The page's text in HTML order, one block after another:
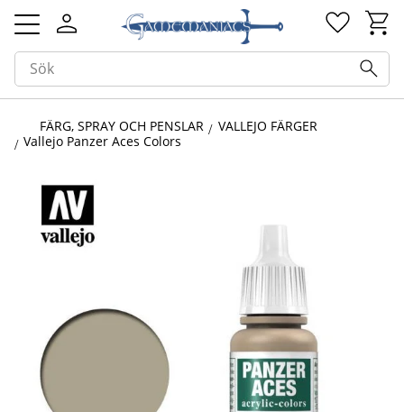
Meny
FÄRG, SPRAY OCH PENSLAR
VALLEJO FÄRGER
Vallejo Panzer Aces Colors